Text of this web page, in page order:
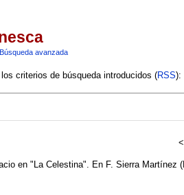
Búsqueda avanzada
criterios de búsqueda introducidos (RSS):
en "La Celestina". En F. Sierra Martínez